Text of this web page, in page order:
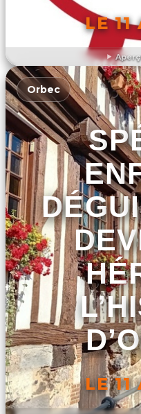
LE
Orbec
LE